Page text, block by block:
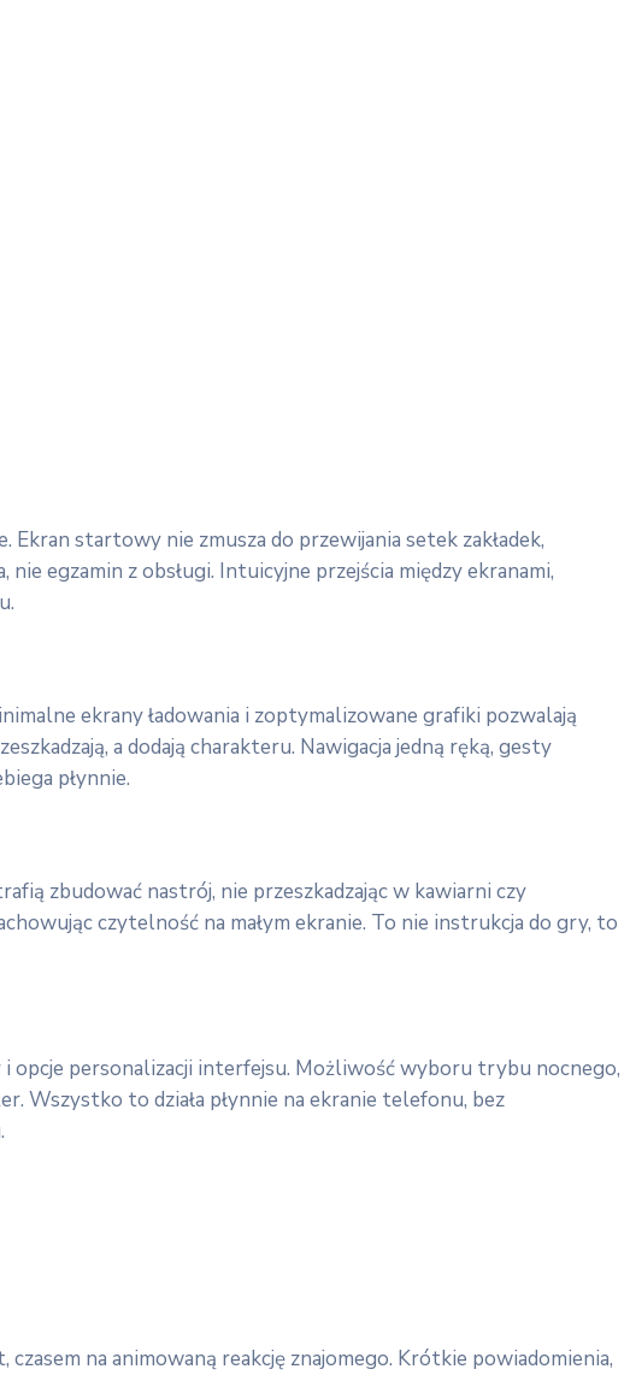
startowy nie zmusza do przewijania setek zakładek,
egzamin z obsługi. Intuicyjne przejścia między ekranami,
ekrany ładowania i zoptymalizowane grafiki pozwalają
a dodają charakteru. Nawigacja jedną ręką, gesty
płynnie.
zbudować nastrój, nie przeszkadzając w kawiarni czy
czytelność na małym ekranie. To nie instrukcja do gry, to
opcje personalizacji interfejsu. Możliwość wyboru trybu nocnego,
Wszystko to działa płynnie na ekranie telefonu, bez
na animowaną reakcję znajomego. Krótkie powiadomienia,